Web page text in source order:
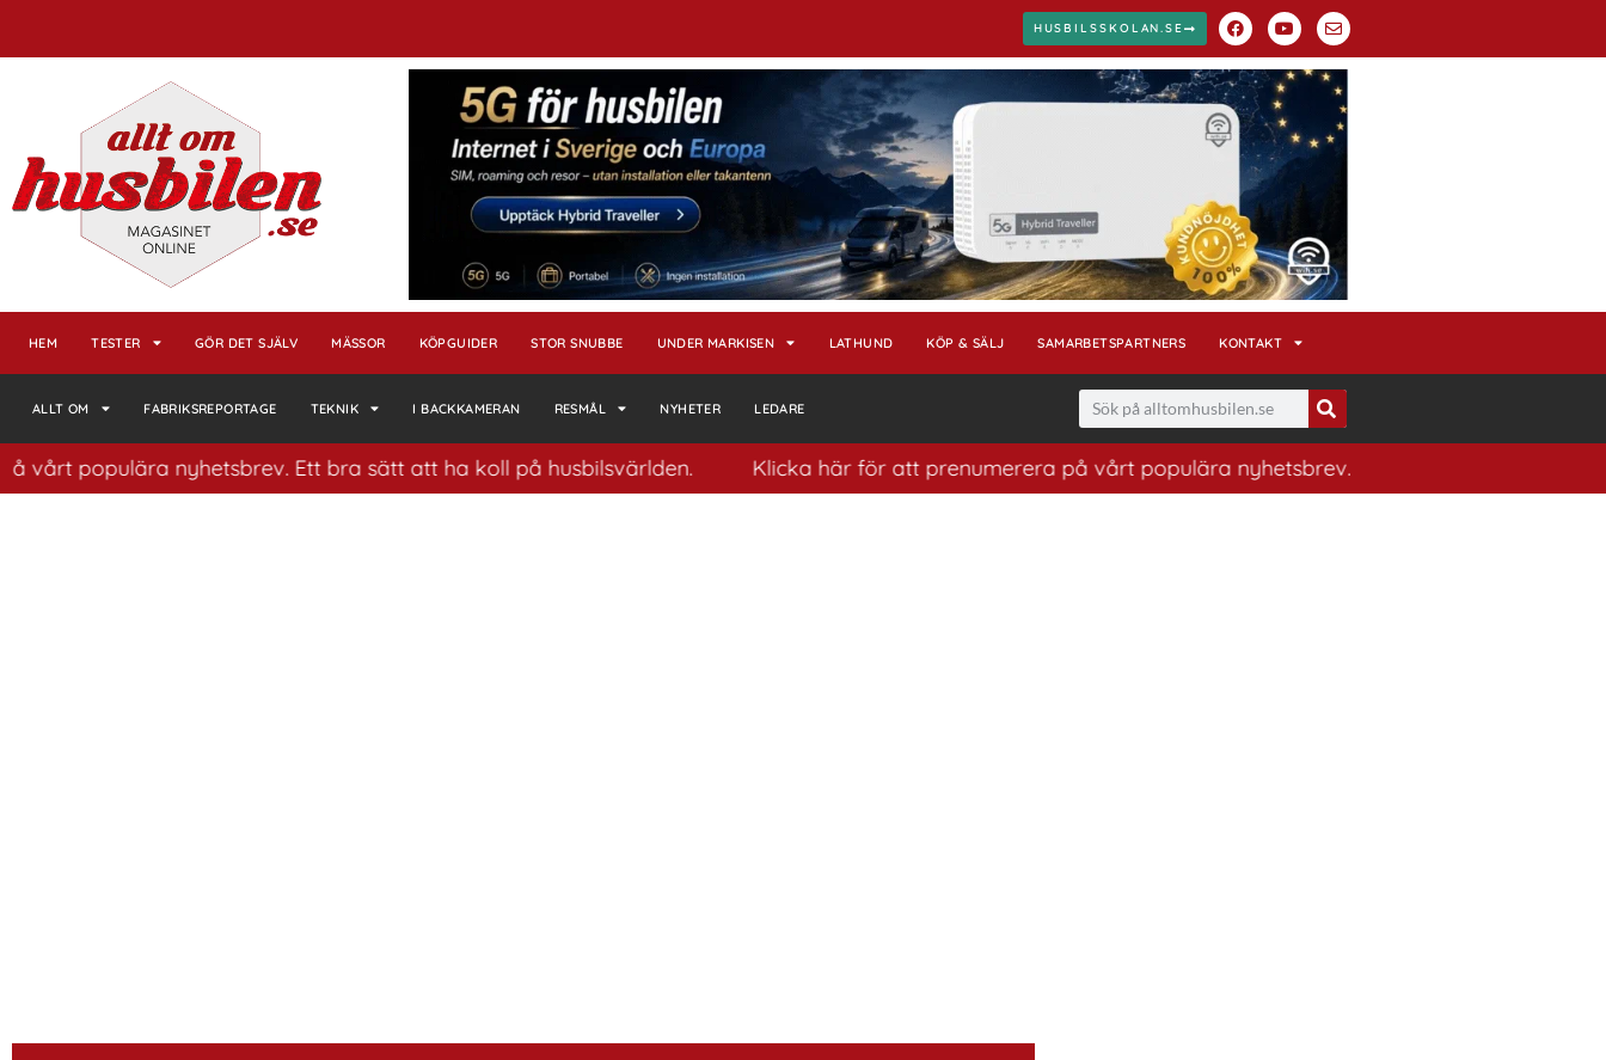
HUSBILSSKOLAN.SE
HEM TESTER GÖR DET SJÄLV MÄSSOR KÖPGUIDER STOR SNUBBE UNDER MARKISEN LATHUND KÖP & SÄLJ SAMARBETSPARTNERS KONTAKT
ALLT OM FABRIKSREPORTAGE TEKNIK I BACKKAMERAN RESMÅL NYHETER LEDARE
nyhetsbrev. Ett bra sätt att ha koll på husbilsvärlden. Klicka här för att prenumerera på vårt populära nyhetsbrev. Ett bra sätt att ha koll på